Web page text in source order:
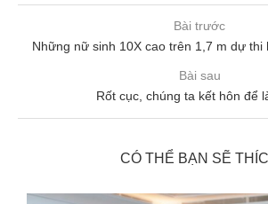
Bài trước
Những nữ sinh 10X cao trên 1,7 m dự thi
Bài sau
Rốt cục, chúng ta kết hôn để
CÓ THỂ BẠN SẼ